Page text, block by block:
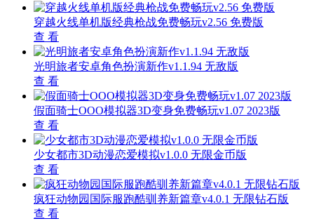
穿越火线单机版经典枪战免费畅玩v2.56 免费版
查 看
光明旅者安卓角色扮演新作v1.1.94 无敌版
查 看
假面骑士OOO模拟器3D变身免费畅玩v1.07 2023版
查 看
少女都市3D动漫恋爱模拟v1.0.0 无限金币版
查 看
疯狂动物园国际服跑酷驯养新篇章v4.0.1 无限钻石版
查 看